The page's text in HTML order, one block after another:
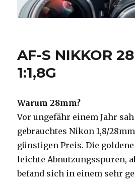
AF-S NIKKOR
1:1,8G
Warum 28mm?
Vor ungefähr einem Jahr
gebrauchtes Nikon 1,8/
günstigen Preis. Die
leichte Abnutzungsspuren,
befand sich in einem sehr